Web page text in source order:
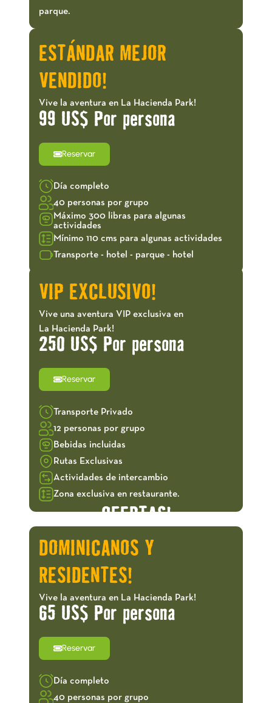
parque.
ESTÁNDAR MEJOR
VENDIDO!
Vive la aventura en La Hacienda Park!
99 US$ Por persona
Reservar
Día completo
40 personas por grupo
Máximo 300 libras para algunas
actividades
Mínimo 110 cms para algunas actividades
Transporte - hotel - parque - hotel
VIP EXCLUSIVO!
Vive una aventura VIP exclusiva en
La Hacienda Park!
250 US$ Por persona
Reservar
Transporte Privado
12 personas por grupo
Bebidas incluidas
Rutas Exclusivas
Actividades de intercambio
Zona exclusiva en restaurante.
OFERTAS!
DOMINICANOS Y
RESIDENTES!
Vive la aventura en La Hacienda Park!
65 US$ Por persona
Reservar
Día completo
40 personas por grupo